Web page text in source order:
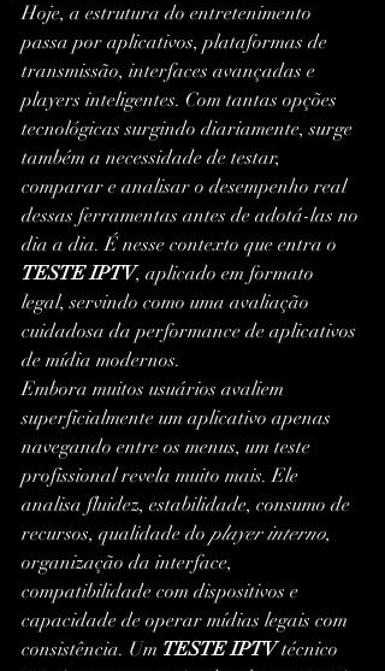
Hoje, a estrutura do entretenimento
passa por aplicativos, plataformas de
transmissão, interfaces avançadas e
players inteligentes. Com tantas opções
tecnológicas surgindo diariamente, surge
também a necessidade de testar,
comparar e analisar o desempenho real
dessas ferramentas antes de adotá-las no
dia a dia. É nesse contexto que entra o
TESTE IPTV, aplicado em formato
legal, servindo como uma avaliação
cuidadosa da performance de aplicativos
de mídia modernos.
Embora muitos usuários avaliem
superficialmente um aplicativo apenas
navegando entre os menus, um teste
profissional revela muito mais. Ele
analisa fluidez, estabilidade, consumo de
recursos, qualidade do player interno,
organização da interface,
compatibilidade com dispositivos e
capacidade de operar mídias legais com
consistência. Um TESTE IPTV técnico